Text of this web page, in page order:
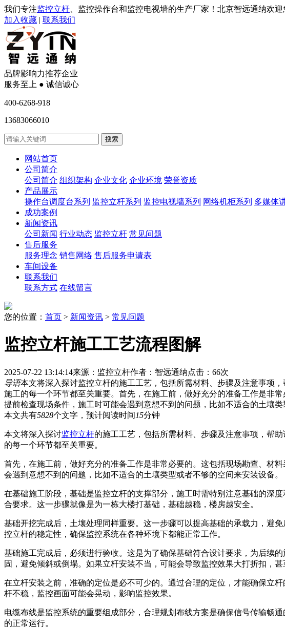
我们专注监控立杆 、监控操作台和监控电视墙的生产厂家！北京智远通纳欢迎
加入收藏 | 联系我们
品牌影响力推荐企业
服务至上 ● 诚信诚心
400-6268-918
13683066010
网站首页
公司简介
公司简介 组织架构 企业文化 企业环境 荣誉资质
产品展示
操作台调度台系列 监控立杆系列 监控电视墙系列 网络机柜系列 多媒体
成功案例
新闻资讯
公司新闻 行业动态 监控立杆 常见问题
售后服务
服务理念 销售网络 售后服务申请表
车间设备
联系我们
联系方式 在线留言
您的位置： 首页 > 新闻资讯 > 常见问题
监控立杆施工工艺流程图解
2025-07-22 13:14:14来源：监控立杆作者：智远通纳点击：66次
导语本文将深入探讨监控立杆的施工工艺，包括所需材料、步骤及注意事项
施工的每一个环节都至关重要。首先，在施工前，做好充分的准备工作是非
提前检查现场条件，施工时可能会遇到意想不到的问题，比如不适合的土壤
本文共有5828个文字，预计阅读时间 15分钟
本文将深入探讨监控立杆的施工工艺，包括所需材料、步骤及注意事项，帮
的每一个环节都至关重要。
首先，在施工前，做好充分的准备工作是非常必要的。这包括现场勘查、材
会遇到意想不到的问题，比如不适合的土壤类型或者不够的空间来安装设备。
在基础施工阶段，基础是监控立杆的支撑部分，施工时需特别注意基础的深
合要求。这一步骤就像是为一栋大楼打基础，基础越稳，楼房越安全。
基础开挖完成后，土壤处理同样重要。这一步骤可以提高基础的承载力，避
控立杆的稳定性，确保监控系统在各种环境下都能正常工作。
基础施工完成后，必须进行验收。这是为了确保基础符合设计要求，为后续
固，避免倾斜或倒塌。如果立杆安装不当，可能会导致监控效果大打折扣，甚
在立杆安装之前，准确的定位是必不可少的。通过合理的定位，才能确保立
杆不稳，监控画面可能会晃动，影响监控效果。
电缆布线是监控系统的重要组成部分，合理规划布线方案是确保信号传输畅
的正常运行。